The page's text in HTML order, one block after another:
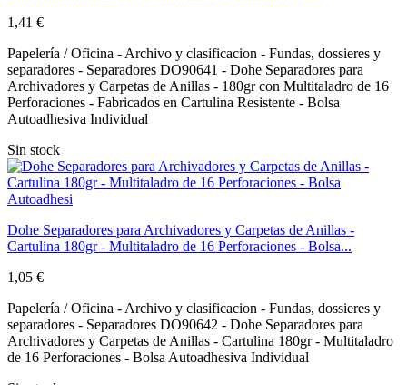
1,41 €
Papelería / Oficina - Archivo y clasificacion - Fundas, dossieres y
separadores - Separadores DO90641 - Dohe Separadores para
Archivadores y Carpetas de Anillas - 180gr con Multitaladro de 16
Perforaciones - Fabricados en Cartulina Resistente - Bolsa
Autoadhesiva Individual
Sin stock
Dohe Separadores para Archivadores y Carpetas de Anillas -
Cartulina 180gr - Multitaladro de 16 Perforaciones - Bolsa...
1,05 €
Papelería / Oficina - Archivo y clasificacion - Fundas, dossieres y
separadores - Separadores DO90642 - Dohe Separadores para
Archivadores y Carpetas de Anillas - Cartulina 180gr - Multitaladro
de 16 Perforaciones - Bolsa Autoadhesiva Individual